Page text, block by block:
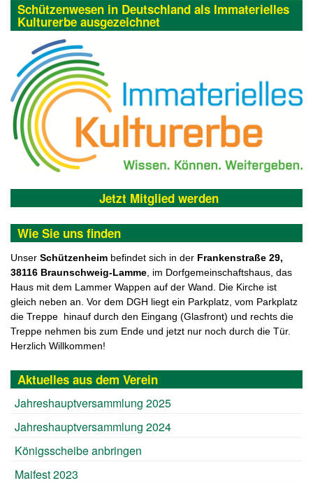
Schützenwesen in Deutschland als Immaterielles
Kulturerbe ausgezeichnet
Jetzt Mitglied werden
Wie Sie uns finden
Unser Schützenheim befindet sich in der Frankenstraße 29,
38116 Braunschweig-Lamme , im Dorfgemeinschaftshaus, das
Haus mit dem Lammer Wappen auf der Wand. Die Kirche ist
gleich neben an. Vor dem DGH liegt ein Parkplatz, vom Parkplatz
die Treppe hinauf durch den Eingang (Glasfront) und rechts die
Treppe nehmen bis zum Ende und jetzt nur noch durch die Tür.
Herzlich Willkommen!
Aktuelles aus dem Verein
Jahreshauptversammlung 2025
Jahreshauptversammlung 2024
Königsscheibe anbringen
Maifest 2023